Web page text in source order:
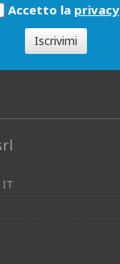
Accetto la privacy
Iscrivimi
IT